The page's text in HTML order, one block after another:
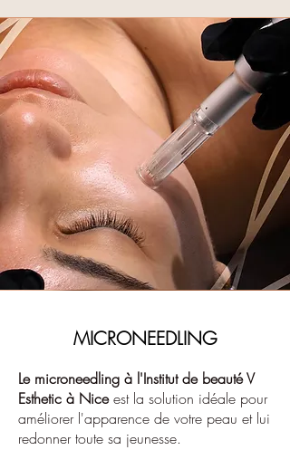
MICRONEEDLING
Le microneedling à l'Institut de beauté V
Esthetic à Niceest la solution idéale pour
améliorer l'apparence de votre peau et lui
redonner toute sa jeunesse.